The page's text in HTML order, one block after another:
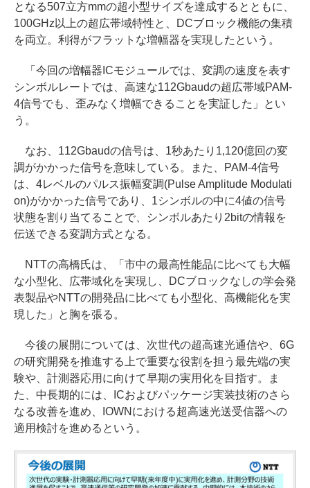
となる507立方mmの超小型サイズを達成するとともに、
100GHz以上の超広帯域特性と、DCブロック機能の集積
を両立。利得がフラットな増幅器を実現したという。
「今回の増幅器ICモジュールでは、変調の速度を表す
シンボルレートでは、高速な112Gbaudの超広帯域PAM-
4信号でも、歪みなく増幅できることを実証した」とい
う。
なお、112Gbaudの信号は、1秒あたり1,120億回の変
調がかかった信号を意味している。また、PAM-4信号
は、4レベルのパルス振幅変調(Pulse Amplitude Modulati
on)がかかった信号であり、1シンボルの中に4値の信号
状態を割り当てることで、シンボルあたり2bitの情報を
伝送できる変調方式となる。
NTTの高橋氏は、「市中の最高性能品に比べても大幅
な小型化、広帯域化を実現し、DCブロックなしの学会発
表製品やNTTの開発品に比べても小型化、高機能化を実
現した」と胸を張る。
今後の展開については、次世代の超高速光通信や、6G
の研究開発を推進する上で重要な役割を担う最先端の実
験や、計測器応用に向けて早期の実用化を目指す。ま
た、中長期的には、ICおよびパッケージ実装技術のさら
なる改善を進め、IOWNにおける超高速光送受信器への
適用検討を進めるという。